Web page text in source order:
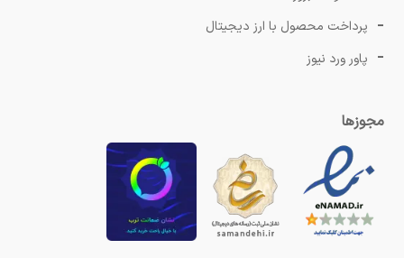
پرداخت محصول با ارز دیجیتال
پاور ورد نیوز
مجوزها